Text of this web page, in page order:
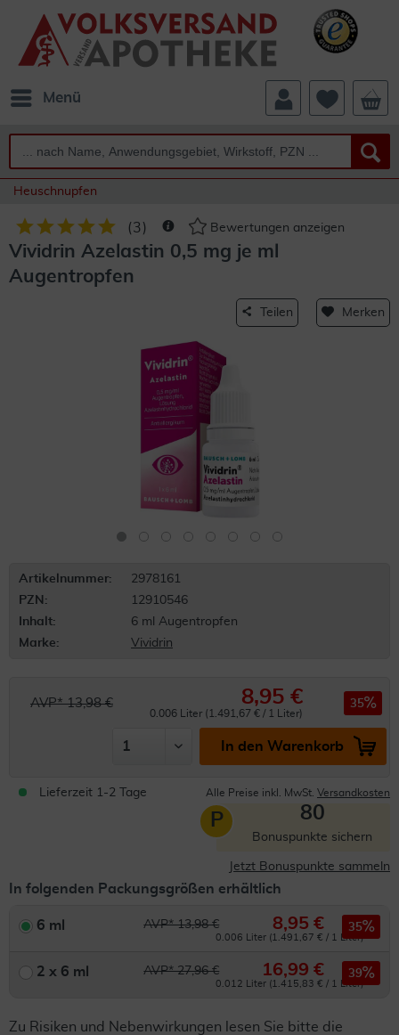
Menü
Heuschnupfen
(3) Bewertungen anzeigen
Vividrin Azelastin 0,5 mg je ml
Augentropfen
Teilen Merken
Artikelnummer:
2978161
PZN:
12910546
Inhalt:
6 ml Augentropfen
Marke:
Vividrin
AVP* 13,98 € 8,95 €
0.006 Liter (1.491,67 € / 1 Liter)
35
In den Warenkorb
Lieferzeit 1-2 Tage Alle Preise inkl. MwSt. Versandkosten
P 80
Bonuspunkte sichern
Jetzt Bonuspunkte sammeln
In folgenden Packungsgrößen erhältlich
6 ml AVP* 13,98 € 8,95 €
0.006 Liter (1.491,67 € / 1 Liter)
35
2 x 6 ml AVP* 27,96 € 16,99 €
0.012 Liter (1.415,83 € / 1 Liter)
39
Zu Risiken und Nebenwirkungen lesen Sie bitte die